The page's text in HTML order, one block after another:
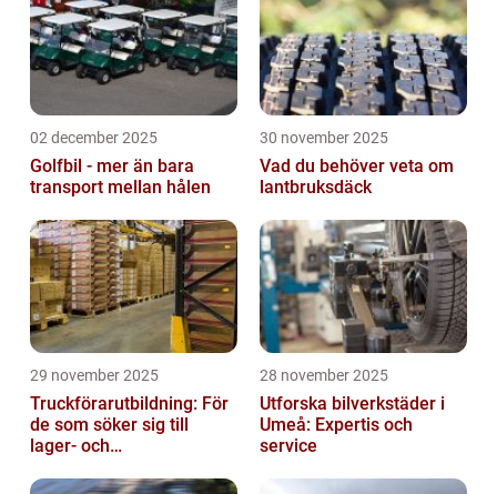
02 december 2025
Golfbil - mer än bara
transport mellan hålen
30 november 2025
Vad du behöver veta om
lantbruksdäck
29 november 2025
Truckförarutbildning: För
de som söker sig till
lager- och
28 november 2025
Utforska bilverkstäder i
Umeå: Expertis och
service